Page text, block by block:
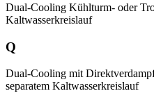
Dual-Cooling Kühlturm- oder
Kaltwasserkreislauf
Q
Dual-Cooling mit
separatem Kaltwasserkreislauf